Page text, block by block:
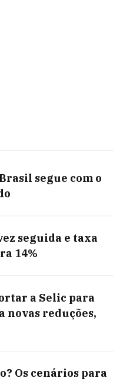
segue com o
seguida e taxa
14%
a Selic para
novas reduções,
Os cenários para